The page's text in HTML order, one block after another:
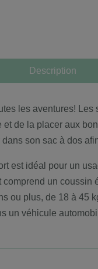
Description
les aventures!
et de la placer aux
son sac à dos
est idéal pour un
un
ou plus, de 18 à 45
un véhicule